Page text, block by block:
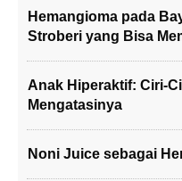
Hemangioma pada
Stroberi yang Bisa
Anak Hiperaktif: Ciri-
Mengatasinya
Noni Juice sebagai